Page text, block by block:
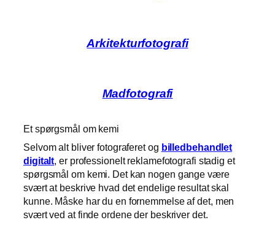
Arkitekturfotografi
Madfotografi
Et spørgsmål om kemi
Selvom alt bliver fotograferet og billedbehandlet
digitalt, er professionelt reklamefotografi stadig et
spørgsmål om kemi. Det kan nogen gange være
svært at beskrive hvad det endelige resultat skal
kunne. Måske har du en fornemmelse af det, men
svært ved at finde ordene der beskriver det.